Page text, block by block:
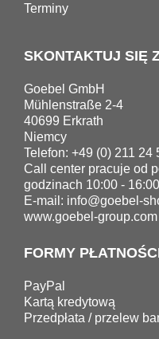
Terminy
SKONTAKTUJ SIĘ
Goebel GmbH
Mühlenstraße 2-4
40699 Erkrath
Niemcy
Telefon: +49 (0) 211 24
Call center pracuje od
godzinach 10:00 -
E-mail: info@goebel-
www.goebel-group.com
FORMY
PayPal
Kartą kredytową
Przedpłata / przelew